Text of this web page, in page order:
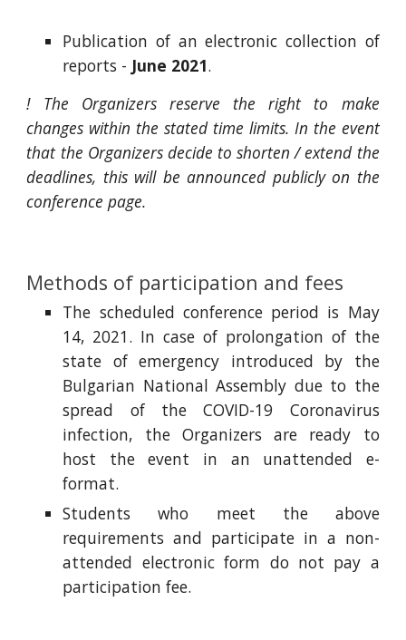
Publication of an electronic collection of
reports - June 2021.
! The Organizers reserve the right to make
changes within the stated time limits. In the event
that the Organizers decide to shorten / extend the
deadlines, this will be announced publicly on the
conference page.
Methods of participation and fees
The scheduled conference period is May
14, 2021. In case of prolongation of the
state of emergency introduced by the
Bulgarian National Assembly due to the
spread of the COVID-19 Coronavirus
infection, the Organizers are ready to
host the event in an unattended e-
format.
Students who meet the above
requirements and participate in a non-
attended electronic form do not pay a
participation fee.